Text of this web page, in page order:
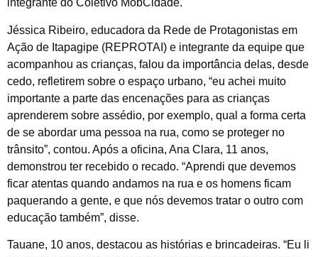
integrante do Coletivo MobCidade.
Jéssica Ribeiro, educadora da Rede de Protagonistas em
Ação de Itapagipe (REPROTAI) e integrante da equipe que
acompanhou as crianças, falou da importância delas, desde
cedo, refletirem sobre o espaço urbano, “eu achei muito
importante a parte das encenações para as crianças
aprenderem sobre assédio, por exemplo, qual a forma certa
de se abordar uma pessoa na rua, como se proteger no
trânsito”, contou. Após a oficina, Ana Clara, 11 anos,
demonstrou ter recebido o recado. “Aprendi que devemos
ficar atentas quando andamos na rua e os homens ficam
paquerando a gente, e que nós devemos tratar o outro com
educação também”, disse.
Tauane, 10 anos, destacou as histórias e brincadeiras. “Eu li